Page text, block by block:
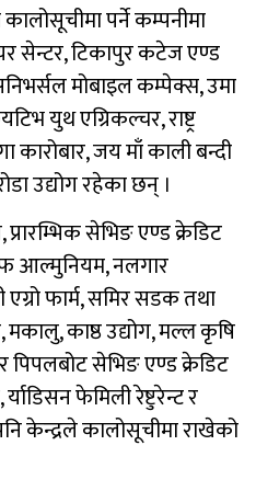
पर्ने कम्पनीमा
सेन्टर, टिकापुर कटेज एण्ड
मोबाइल कम्पेक्स, उमा
युथ एग्रिकल्चर, राष्ट्र
कारोबार, जय माँ काली बन्दी
उद्योग रहेका छन् ।
सेभिङ एण्ड क्रेडिट
आल्मुनियम, नलगार
फार्म, समिर सडक तथा
मकालु, काष्ठ उद्योग, मल्ल कृषि
पिपलबोट सेभिङ एण्ड क्रेडिट
फेमिली रेष्टुरेन्ट र
केन्द्रले कालोसूचीमा राखेको